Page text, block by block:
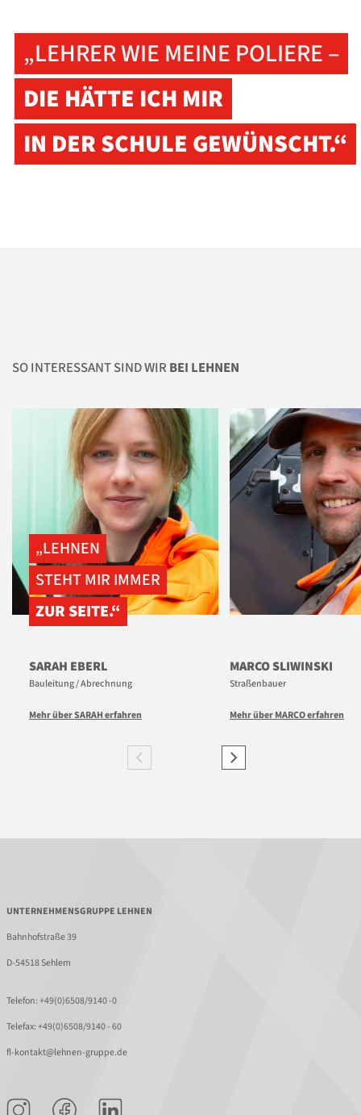
„LEHRER WIE MEINE POLIERE –
DIE HÄTTE ICH MIR
IN DER SCHULE GEWÜNSCHT.“
SO INTERESSANT SIND WIR BEI LEHNEN
„LEHNEN
STEHT MIR IMMER
ZUR SEITE.“
SARAH EBERL
Bauleitung / Abrechnung
Mehr über SARAH erfahren
MARCO SLIWINSKI
Straßenbauer
Mehr über MARCO erfahren
UNTERNEHMENSGRUPPE LEHNEN
Bahnhofstraße 39
D-54518 Sehlem
Telefon:+49(0)6508/9140 -0
Telefax: +49(0)6508/9140 - 60
fl-kontakt@lehnen-gruppe.de